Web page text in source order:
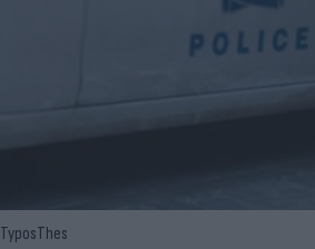
TyposThes